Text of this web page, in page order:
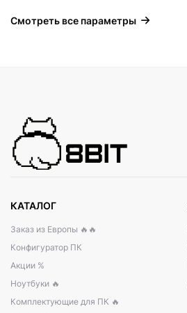
Смотреть все параметры
КАТАЛОГ
Заказ из Европы 🔥🔥
Конфигуратор ПК
Акции %
Ноутбуки 🔥
Комплектующие для ПК 🔥